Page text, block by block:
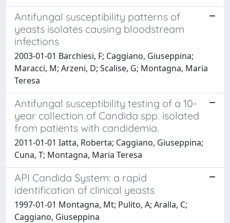
Antifungal susceptibility patterns of
yeasts isolates causing bloodstream
infections
2003-01-01 Barchiesi, F; Caggiano, Giuseppina;
Maracci, M; Arzeni, D; Scalise, G; Montagna, Maria
Teresa
Antifungal susceptibility testing of a 10-
year collection of Candida spp. isolated
from patients with candidemia.
2011-01-01 Iatta, Roberta; Caggiano, Giuseppina;
Cuna, T; Montagna, Maria Teresa
API Candida System: a rapid
identification of clinical yeasts
1997-01-01 Montagna, Mt; Pulito, A; Aralla, C;
Caggiano, Giuseppina